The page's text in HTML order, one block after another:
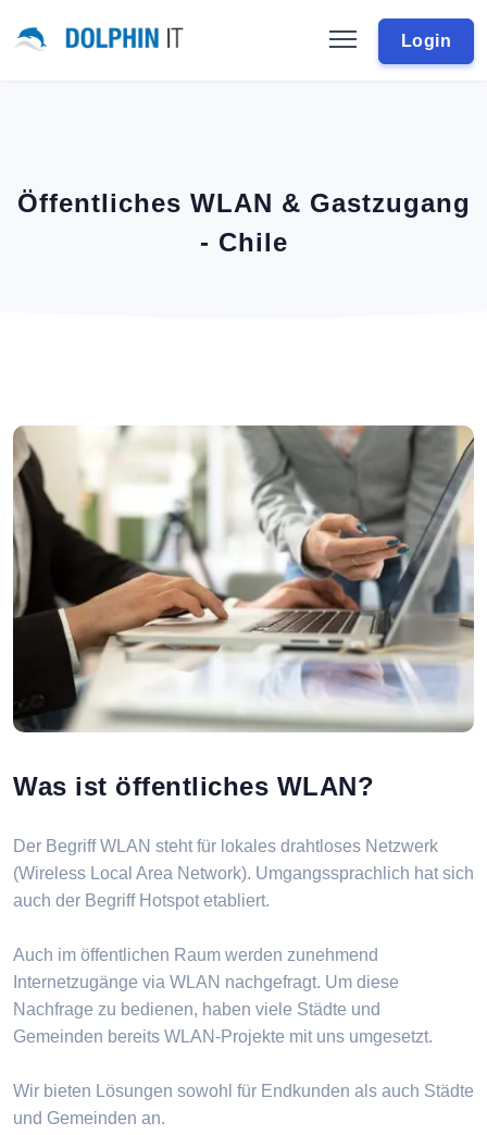
Login
Öffentliches WLAN & Gastzugang
- Chile
Was ist öffentliches WLAN?
Der Begriff WLAN steht für lokales drahtloses Netzwerk
(Wireless Local Area Network). Umgangssprachlich hat sich
auch der Begriff Hotspot etabliert.
Auch im öffentlichen Raum werden zunehmend
Internetzugänge via WLAN nachgefragt. Um diese
Nachfrage zu bedienen, haben viele Städte und
Gemeinden bereits WLAN-Projekte mit uns umgesetzt.
Wir bieten Lösungen sowohl für Endkunden als auch Städte
und Gemeinden an.